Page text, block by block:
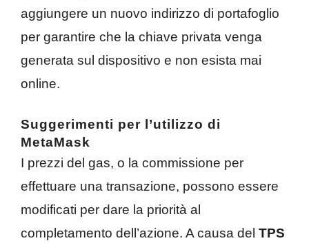
aggiungere un nuovo indirizzo di portafoglio
per garantire che la chiave privata venga
generata sul dispositivo e non esista mai
online.
Suggerimenti per l’utilizzo di
MetaMask
I prezzi del gas, o la commissione per
effettuare una transazione, possono essere
modificati per dare la priorità al
completamento dell’azione. A causa del TPS